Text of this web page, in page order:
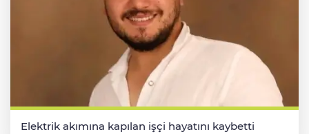
Elektrik akımına kapılan işçi hayatını kaybetti